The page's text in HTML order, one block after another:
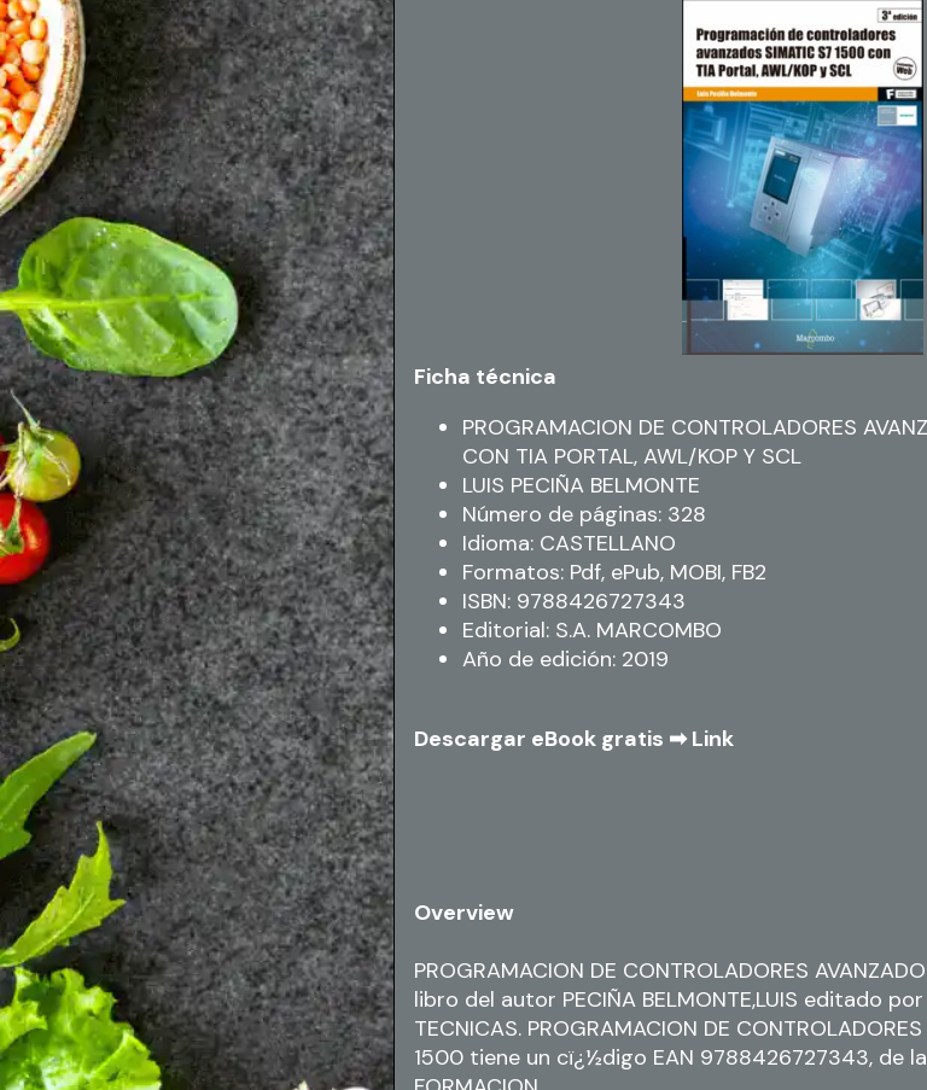
Ficha técnica
PROGRAMACION DE CONTROLADORES
CON TIA PORTAL, AWL/KOP Y SCL
LUIS PECIÑA BELMONTE
Número de páginas: 328
Idioma: CASTELLANO
Formatos: Pdf, ePub, MOBI, FB2
ISBN: 9788426727343
Editorial: S.A. MARCOMBO
Año de edición: 2019
Descargar eBook gratis ➡ Link
Overview
PROGRAMACION DE CONTROLADORES
libro del autor PECIÑA BELMONTE,LUIS editado por
TECNICAS. PROGRAMACION DE
1500 tiene un cï¿½digo EAN 9788426727343, de